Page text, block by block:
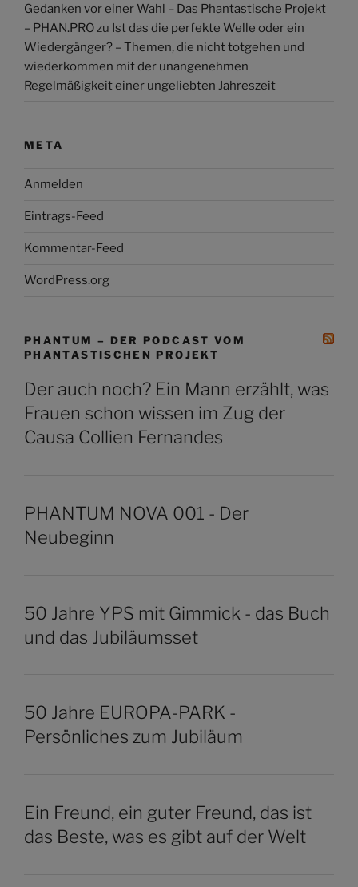
Gedanken vor einer Wahl – Das Phantastische Projekt
– PHAN.PRO zu Ist das die perfekte Welle oder ein
Wiedergänger? – Themen, die nicht totgehen und
wiederkommen mit der unangenehmen
Regelmäßigkeit einer ungeliebten Jahreszeit
META
Anmelden
Eintrags-Feed
Kommentar-Feed
WordPress.org
PHANTUM – DER PODCAST VOM
PHANTASTISCHEN PROJEKT
Der auch noch? Ein Mann erzählt, was
Frauen schon wissen im Zug der
Causa Collien Fernandes
PHANTUM NOVA 001 - Der
Neubeginn
50 Jahre YPS mit Gimmick - das Buch
und das Jubiläumsset
50 Jahre EUROPA-PARK -
Persönliches zum Jubiläum
Ein Freund, ein guter Freund, das ist
das Beste, was es gibt auf der Welt